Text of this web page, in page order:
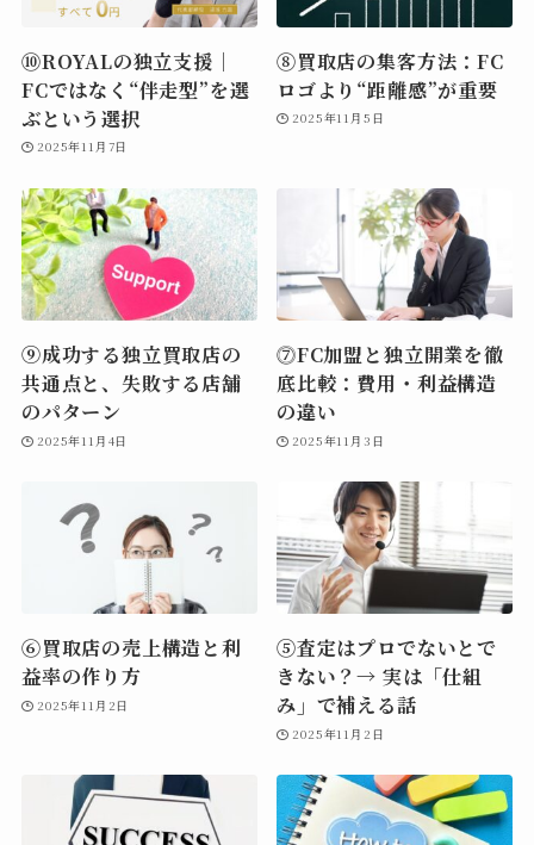
⑩ROYALの独立支援｜
FCではなく“伴走型”を選
ぶという選択
2025年11月7日
⑧買取店の集客方法：FC
ロゴより“距離感”が重要
2025年11月5日
⑨成功する独立買取店の
共通点と、失敗する店舗
のパターン
2025年11月4日
⓻FC加盟と独立開業を徹
底比較：費用・利益構造
の違い
2025年11月3日
⑥買取店の売上構造と利
益率の作り方
2025年11月2日
⑤査定はプロでないとで
きない？→ 実は「仕組
み」で補える話
2025年11月2日